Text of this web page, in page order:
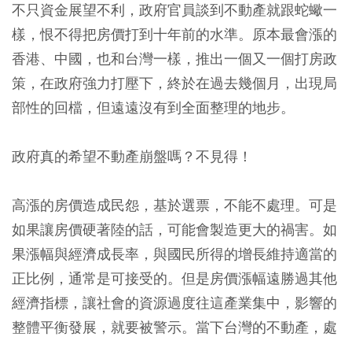
不只資金展望不利，政府官員談到不動產就跟蛇蠍一
樣，恨不得把房價打到十年前的水準。原本最會漲的
香港、中國，也和台灣一樣，推出一個又一個打房政
策，在政府強力打壓下，終於在過去幾個月，出現局
部性的回檔，但遠遠沒有到全面整理的地步。
政府真的希望不動產崩盤嗎？不見得！
高漲的房價造成民怨，基於選票，不能不處理。可是
如果讓房價硬著陸的話，可能會製造更大的禍害。如
果漲幅與經濟成長率，與國民所得的增長維持適當的
正比例，通常是可接受的。但是房價漲幅遠勝過其他
經濟指標，讓社會的資源過度往這產業集中，影響的
整體平衡發展，就要被警示。當下台灣的不動產，處